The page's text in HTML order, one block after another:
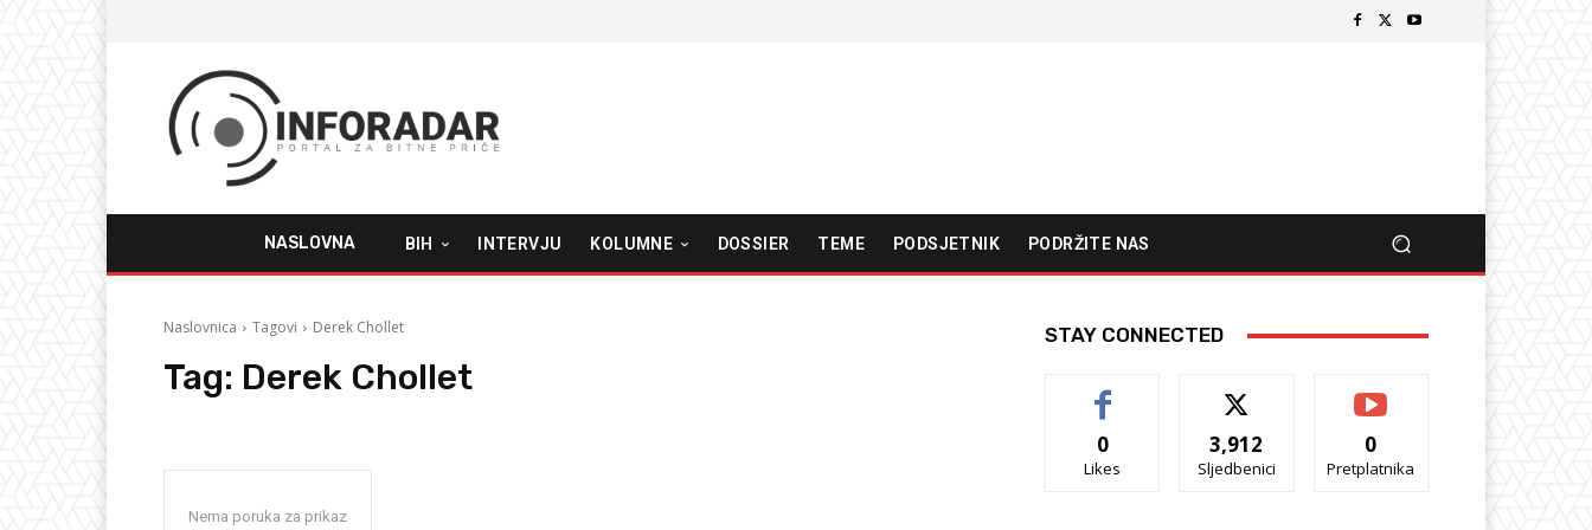
NASLOVNA BIH INTERVJU KOLUMNE DOSSIER TEME PODSJETNIK PODRŽITE NAS
Naslovnica Tagovi Derek Chollet
Tag: Derek Chollet
Nema poruka za prikaz
STAY CONNECTED
0
Likes
3,912
Sljedbenici
0
Pretplatnika